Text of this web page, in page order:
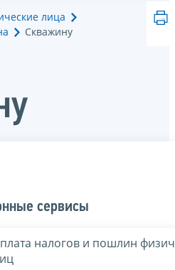
лица
Скважину
сервисы
налогов и пошлин